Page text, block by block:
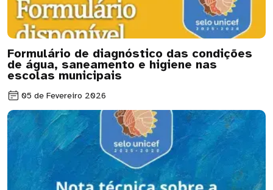
Formulário de diagnóstico das condições
de água, saneamento e higiene nas
escolas municipais
05 de Fevereiro 2026